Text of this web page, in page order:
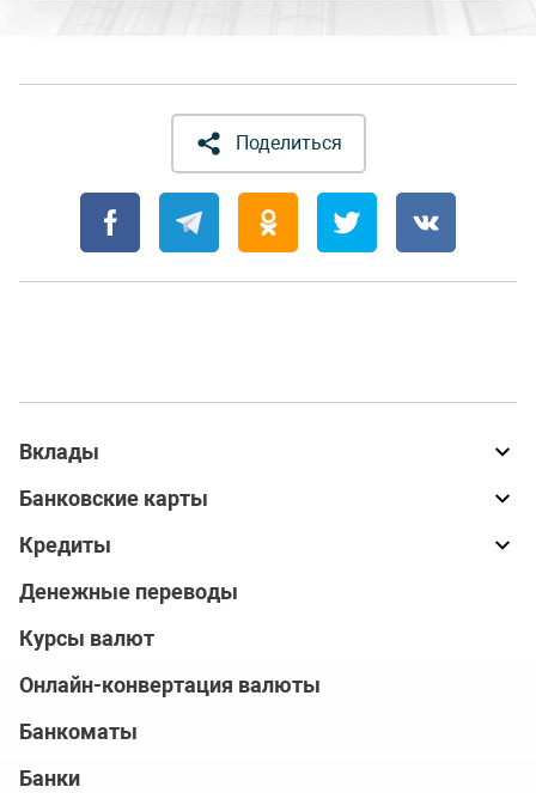
Поделиться
Вклады
Банковские карты
Кредиты
Денежные переводы
Курсы валют
Онлайн-конвертация валюты
Банкоматы
Банки